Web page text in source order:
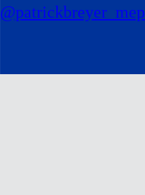
@patrickbreyer_mep